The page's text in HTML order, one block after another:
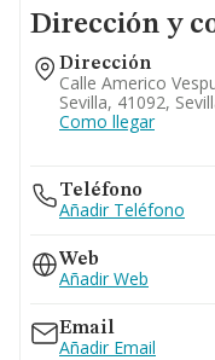
Dirección y
Dirección
Calle Americo
Sevilla, 41092,
Como llegar
Teléfono
Añadir Teléfono
Web
Añadir Web
Email
Añadir Email